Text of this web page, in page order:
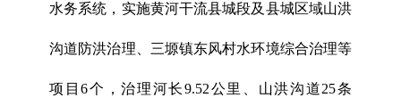
水务系统，实施黄河干流县城段及县城区域山洪
沟道防洪治理、三塬镇东风村水环境综合治理等
项目6个，治理河长9.52公里、山洪沟道25条